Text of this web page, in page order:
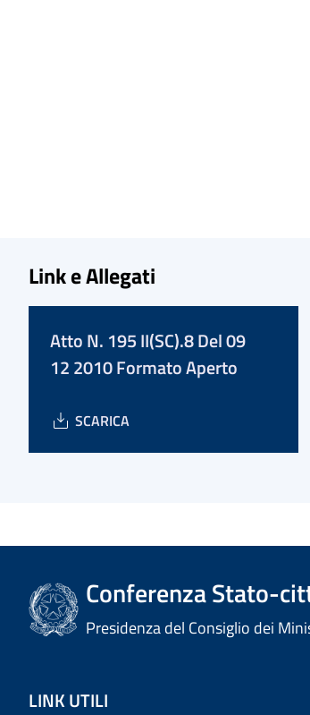
Link e Allegati
Atto N. 195 II(SC).8 Del 09
12 2010 Formato Aperto
SCARICA
Conferenza Stato-
Presidenza del Consiglio dei
LINK UTILI